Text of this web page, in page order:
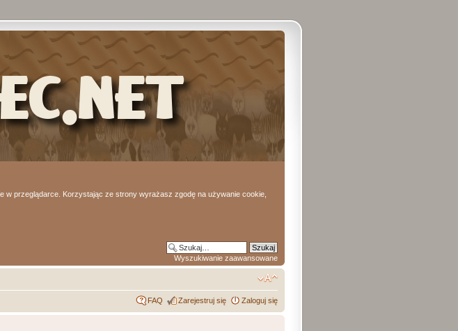
w przeglądarce. Korzystając ze strony wyrażasz zgodę na używanie cookie,
Wyszukiwanie zaawansowane
FAQ Zarejestruj się Zaloguj się